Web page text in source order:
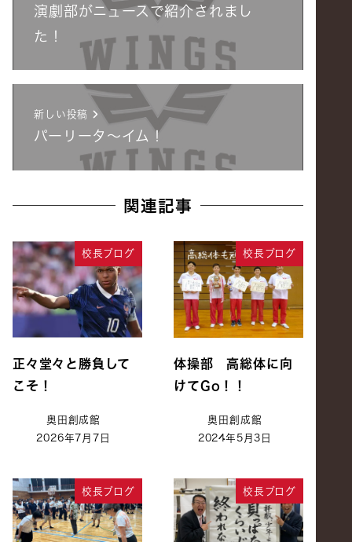
演劇部がニュースで紹介されまし
た！
新しい投稿
パーリータ～イム！
関連記事
校長ブログ
正々堂々と勝負して
こそ！
奥田創成館
2026年7月7日
校長ブログ
体操部 高総体に向
けてGo！！
奥田創成館
2024年5月3日
校長ブログ 校長ブログ